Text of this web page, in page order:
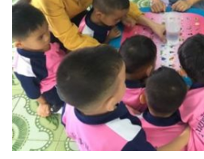
ปัวนาน่านแคมป์ปิ้ง
ปัวพัตรา โฮเทล
ปัวพาราไดซ์เพลส
ปัวสบายรีสอร์ท